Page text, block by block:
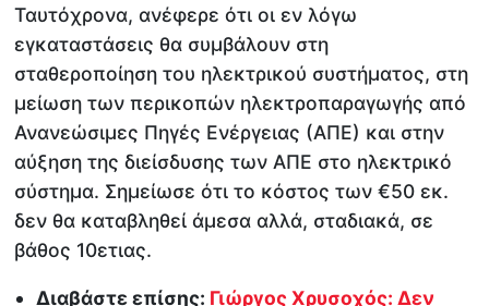
Ταυτόχρονα, ανέφερε ότι οι εν λόγω
εγκαταστάσεις θα συμβάλουν στη
σταθεροποίηση του ηλεκτρικού συστήματος, στη
μείωση των περικοπών ηλεκτροπαραγωγής από
Ανανεώσιμες Πηγές Ενέργειας (ΑΠΕ) και στην
αύξηση της διείσδυσης των ΑΠΕ στο ηλεκτρικό
σύστημα. Σημείωσε ότι το κόστος των €50 εκ.
δεν θα καταβληθεί άμεσα αλλά, σταδιακά, σε
βάθος 10ετιας.
Διαβάστε επίσης: Γιώργος Χρυσοχός: Δεν